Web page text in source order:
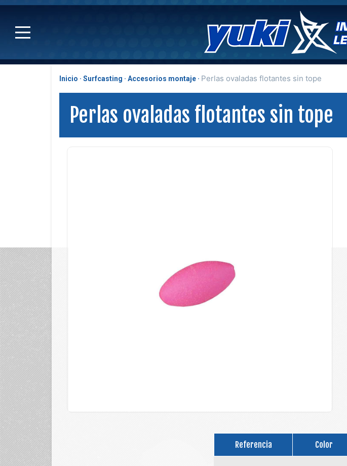
Inicio Surfcasting Accesorios montaje Perlas ovaladas flotantes sin tope
Perlas ovaladas flotantes sin tope
Referencia Color